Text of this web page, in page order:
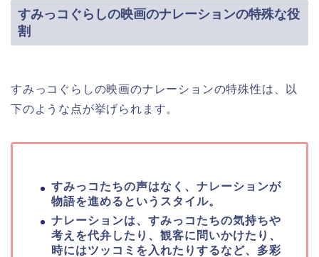
すみっコぐらしの映画のナレーションの特殊な役
割
すみっコぐらしの映画のナレーションの特殊性は、以
下のような点が挙げられます。
すみっコたちの声はなく、ナレーションが
物語を進めるというスタイル。
ナレーションは、すみっコたちの気持ちや
考えを代弁したり、観客に問いかけたり、
時にはツッコミを入れたりするなど、多彩